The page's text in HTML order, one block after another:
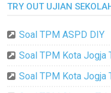
TRY OUT UJIAN
Soal TPM ASPD DIY
Soal TPM Kota Jogja
Soal TPM Kota Jogja